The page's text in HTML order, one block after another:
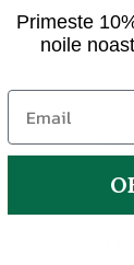
275
60
1,0g
Primeste
noile